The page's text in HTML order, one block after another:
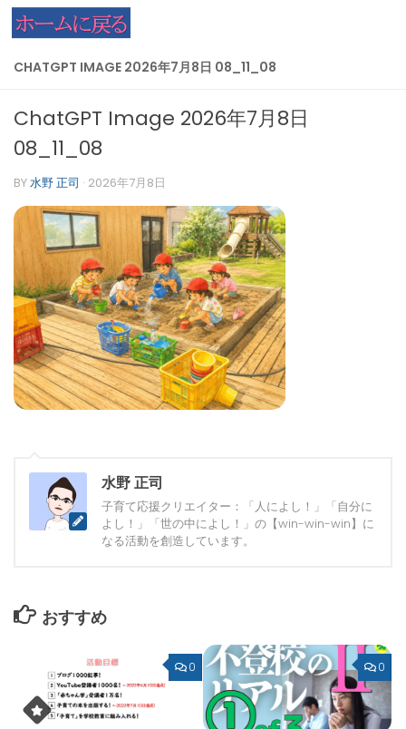
コンテンツへスキップ
CHATGPT IMAGE 2026年7月8日 08_11_08
ChatGPT Image 2026年7月8日
08_11_08
BY水野 正司 · 2026年7月8日
水野 正司
子育て応援クリエイター：「人によし！」「自分に
よし！」「世の中によし！」の【win-win-win】に
なる活動を創造しています。
おすすめ
0 0